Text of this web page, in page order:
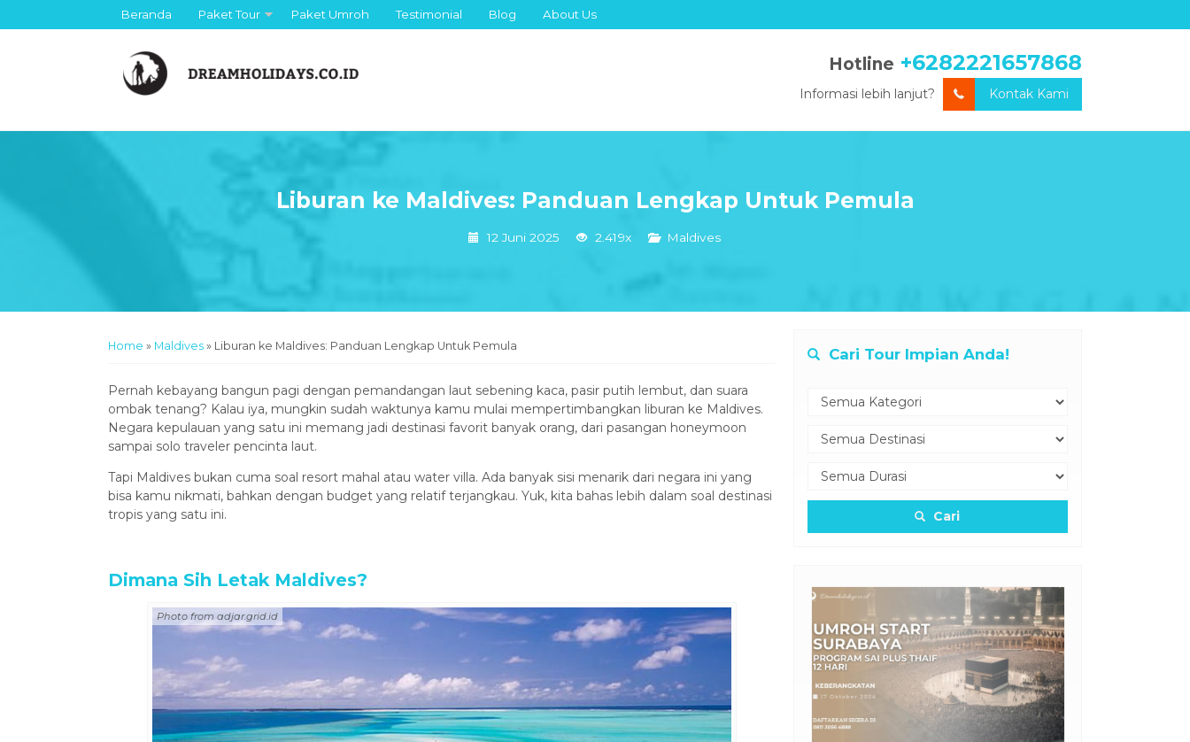
Beranda Paket Tour Paket Umroh Testimonial Blog About Us
Hotline +6282221657868
Informasi lebih lanjut? Kontak Kami
Liburan ke Maldives: Panduan Lengkap Untuk Pemula
12 Juni 2025 2.419x Maldives
Home » Maldives » Liburan ke Maldives: Panduan Lengkap Untuk Pemula
Pernah kebayang bangun pagi dengan pemandangan laut sebening kaca, pasir putih lembut, dan suara
ombak tenang? Kalau iya, mungkin sudah waktunya kamu mulai mempertimbangkan liburan ke Maldives.
Negara kepulauan yang satu ini memang jadi destinasi favorit banyak orang, dari pasangan honeymoon
sampai solo traveler pencinta laut.
Tapi Maldives bukan cuma soal resort mahal atau water villa. Ada banyak sisi menarik dari negara ini yang
bisa kamu nikmati, bahkan dengan budget yang relatif terjangkau. Yuk, kita bahas lebih dalam soal destinasi
tropis yang satu ini.
Dimana Sih Letak Maldives?
Photo from adjar.grid.id
Cari Tour Impian Anda!
Cari
Penerbangan Hotel